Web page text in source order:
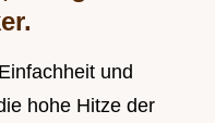
und
hohe Hitze der